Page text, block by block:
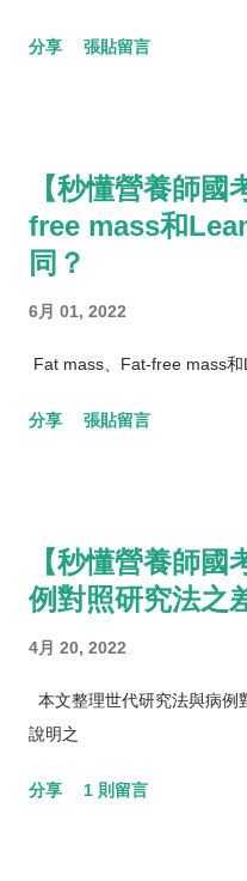
分享 張貼留言
【秒懂營養師
free mass和
同？
6月 01, 2022
Fat mass、Fat-free mass
分享 張貼留言
【秒懂營養師
例對照研究法之
4月 20, 2022
本文整理世代研究法與病例
說明之
分享 1 則留言